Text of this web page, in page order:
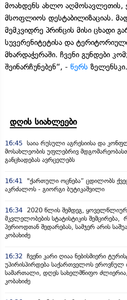
მოახდენს ახლო აღმოსავლეთის,
მსოფლიოს დესტაბილიზაციას.
მემკვიდრე პრინცის მისი ცხადი
სუვერენიტეტისა და
მხარდაჭერაში. ჩვენი გუნდები
შეინარჩუნებენ“, - წერს ზელენსკი.
დღის სიახლეები
16:45 საია რუსული აგრესიისა და
მოსახლეობის უფლებრივ
განცხადებას ავრცელებს
16:41
"ქართული ოცნება“ ცდილობს
აკრძალოს - გიორგი ბუტიკაშვილი
16:34
2020 წლის შემდეგ,
მკვლელობების სტატისტიკის შემცირება,
პერიოდთან შედარებას, სამჯერ არის
კობახიძე
16:32
ჩვენი კარი ღიაა ნებისმიერი
უპირისპირდება საქართველოს ეროვნულ
სამართალი, დღეს სახელმწიფო
კობახიძე